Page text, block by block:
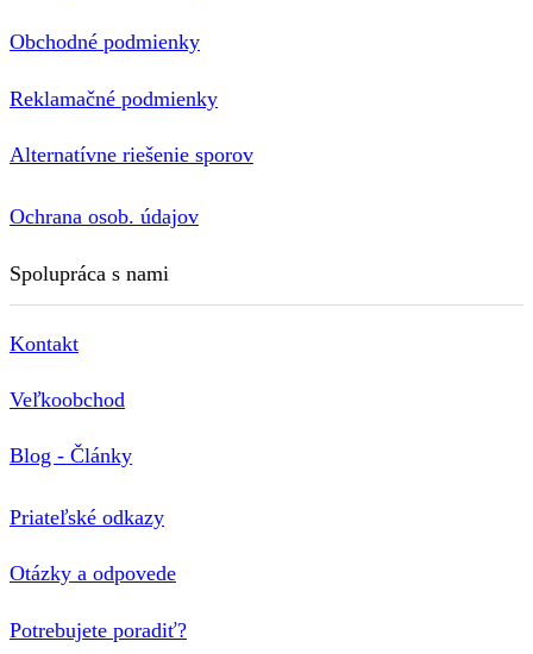
Obchodné podmienky
Reklamačné podmienky
Alternatívne riešenie sporov
Ochrana osob. údajov
Spolupráca s nami
Kontakt
Veľkoobchod
Blog - Články
Priateľské odkazy
Otázky a odpovede
Potrebujete poradiť?